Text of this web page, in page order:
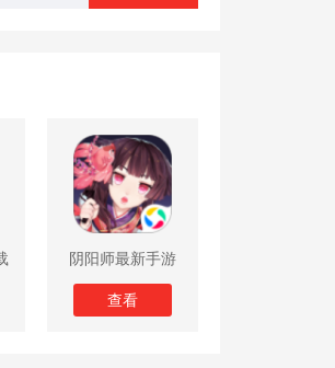
阴阳师最新手游
版
查看